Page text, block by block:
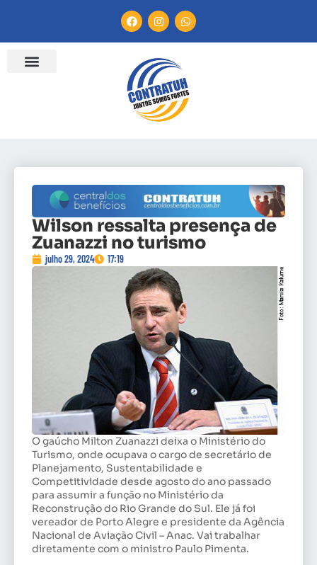
Wilson ressalta presença de
Zuanazzi no turismo
julho 29, 2024 17:19
O gaúcho Milton Zuanazzi deixa o Ministério do
Turismo, onde ocupava o cargo de secretário de
Planejamento, Sustentabilidade e
Competitividade desde agosto do ano passado
para assumir a função no Ministério da
Reconstrução do Rio Grande do Sul. Ele já foi
vereador de Porto Alegre e presidente da Agência
Nacional de Aviação Civil – Anac. Vai trabalhar
diretamente com o ministro Paulo Pimenta.